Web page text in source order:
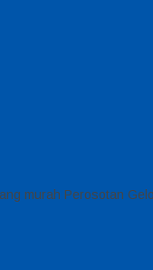
murah Perosotan